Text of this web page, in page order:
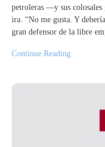
petroleras —y sus
ira. “No me gusta. Y
gran defensor de la libre
Continue Reading